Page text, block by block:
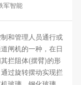
军智能
和管理人员通行或
闸机的一种，在日
拦阻体(摆臂)的形
过旋转摆动实现拦